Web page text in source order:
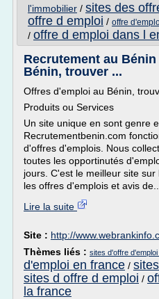
l'immobilier / sites des
offre d emploi / offre
/ offre d emploi dans l
Recrutement au
Bénin, trouver ...
Offres d'emploi au Bénin,
Produits ou Services
Un site unique en sont genre
Recrutementbenin.com
d'offres d'emplois. Nous
toutes les opportinutés
jours. C'est le meilleur site
les offres d'emplois et avis de...
Lire la suite
Site : http://
Thèmes liés : sites d'offre
d'emploi en france /
sites d offre d emploi /
la france